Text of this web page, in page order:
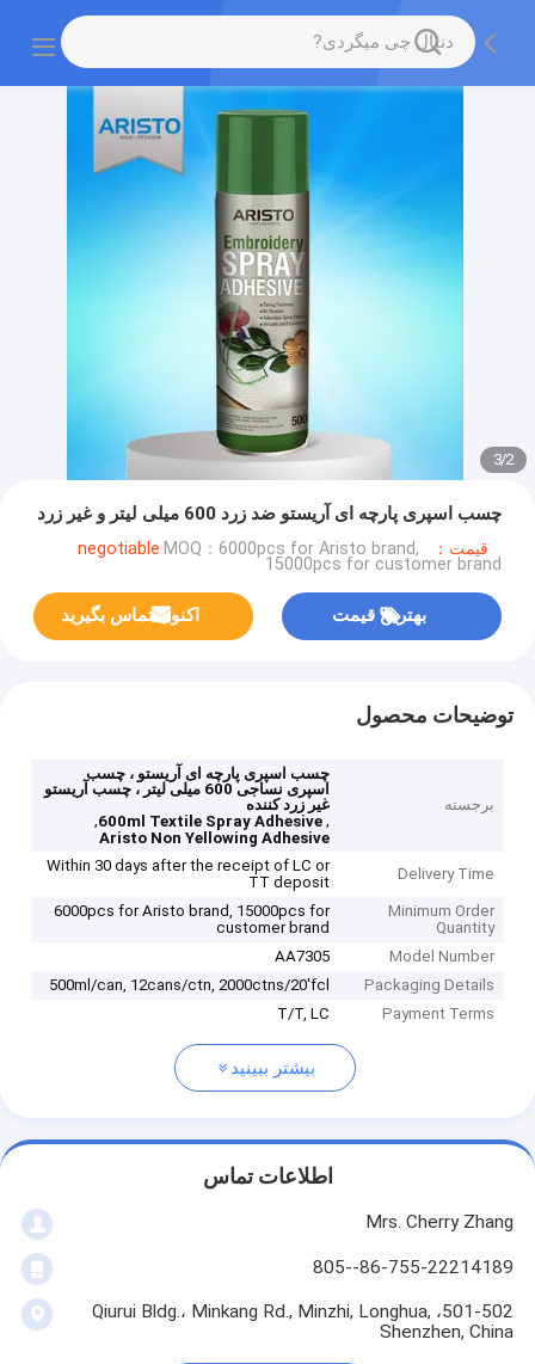
2
/
3
چسب اسپری پارچه ای آریستو ضد زرد 600 میلی لیتر و غیر زرد
قیمت：negotiable MOQ：6000pcs for Aristo brand,
15000pcs for customer brand
بهترین قیمت اکنون تماس بگیرید
توضیحات محصول
برجسته
چسب اسپری پارچه ای آریستو ، چسب
اسپری نساجی 600 میلی لیتر ، چسب آریستو
غیر زرد کننده
,
600ml Textile Spray Adhesive
,
Aristo Non Yellowing Adhesive
Delivery Time
Within 30 days after the receipt of LC or
TT deposit
Minimum Order
Quantity
6000pcs for Aristo brand, 15000pcs for
customer brand
Model Number
AA7305
Packaging Details
500ml/can, 12cans/ctn, 2000ctns/20'fcl
Payment Terms
T/T, LC
بیشتر ببینید
اطلاعات تماس
Mrs. Cherry Zhang
86-755-22214189--805
501-502، Qiurui Bldg.، Minkang Rd., Minzhi, Longhua,
Shenzhen, China